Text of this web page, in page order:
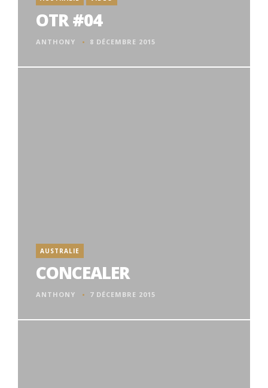
OTR #04
ANTHONY 8 DÉCEMBRE 2015
AUSTRALIE
CONCEALER
ANTHONY 7 DÉCEMBRE 2015